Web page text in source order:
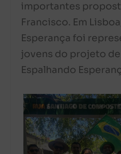
importantes
Francisco. Em
Esperança foi
jovens do projeto
Espalhando